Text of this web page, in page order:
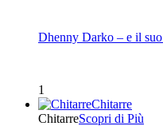
Dhenny Darko – e il
1
Chitarre
ChitarreScopri di Più